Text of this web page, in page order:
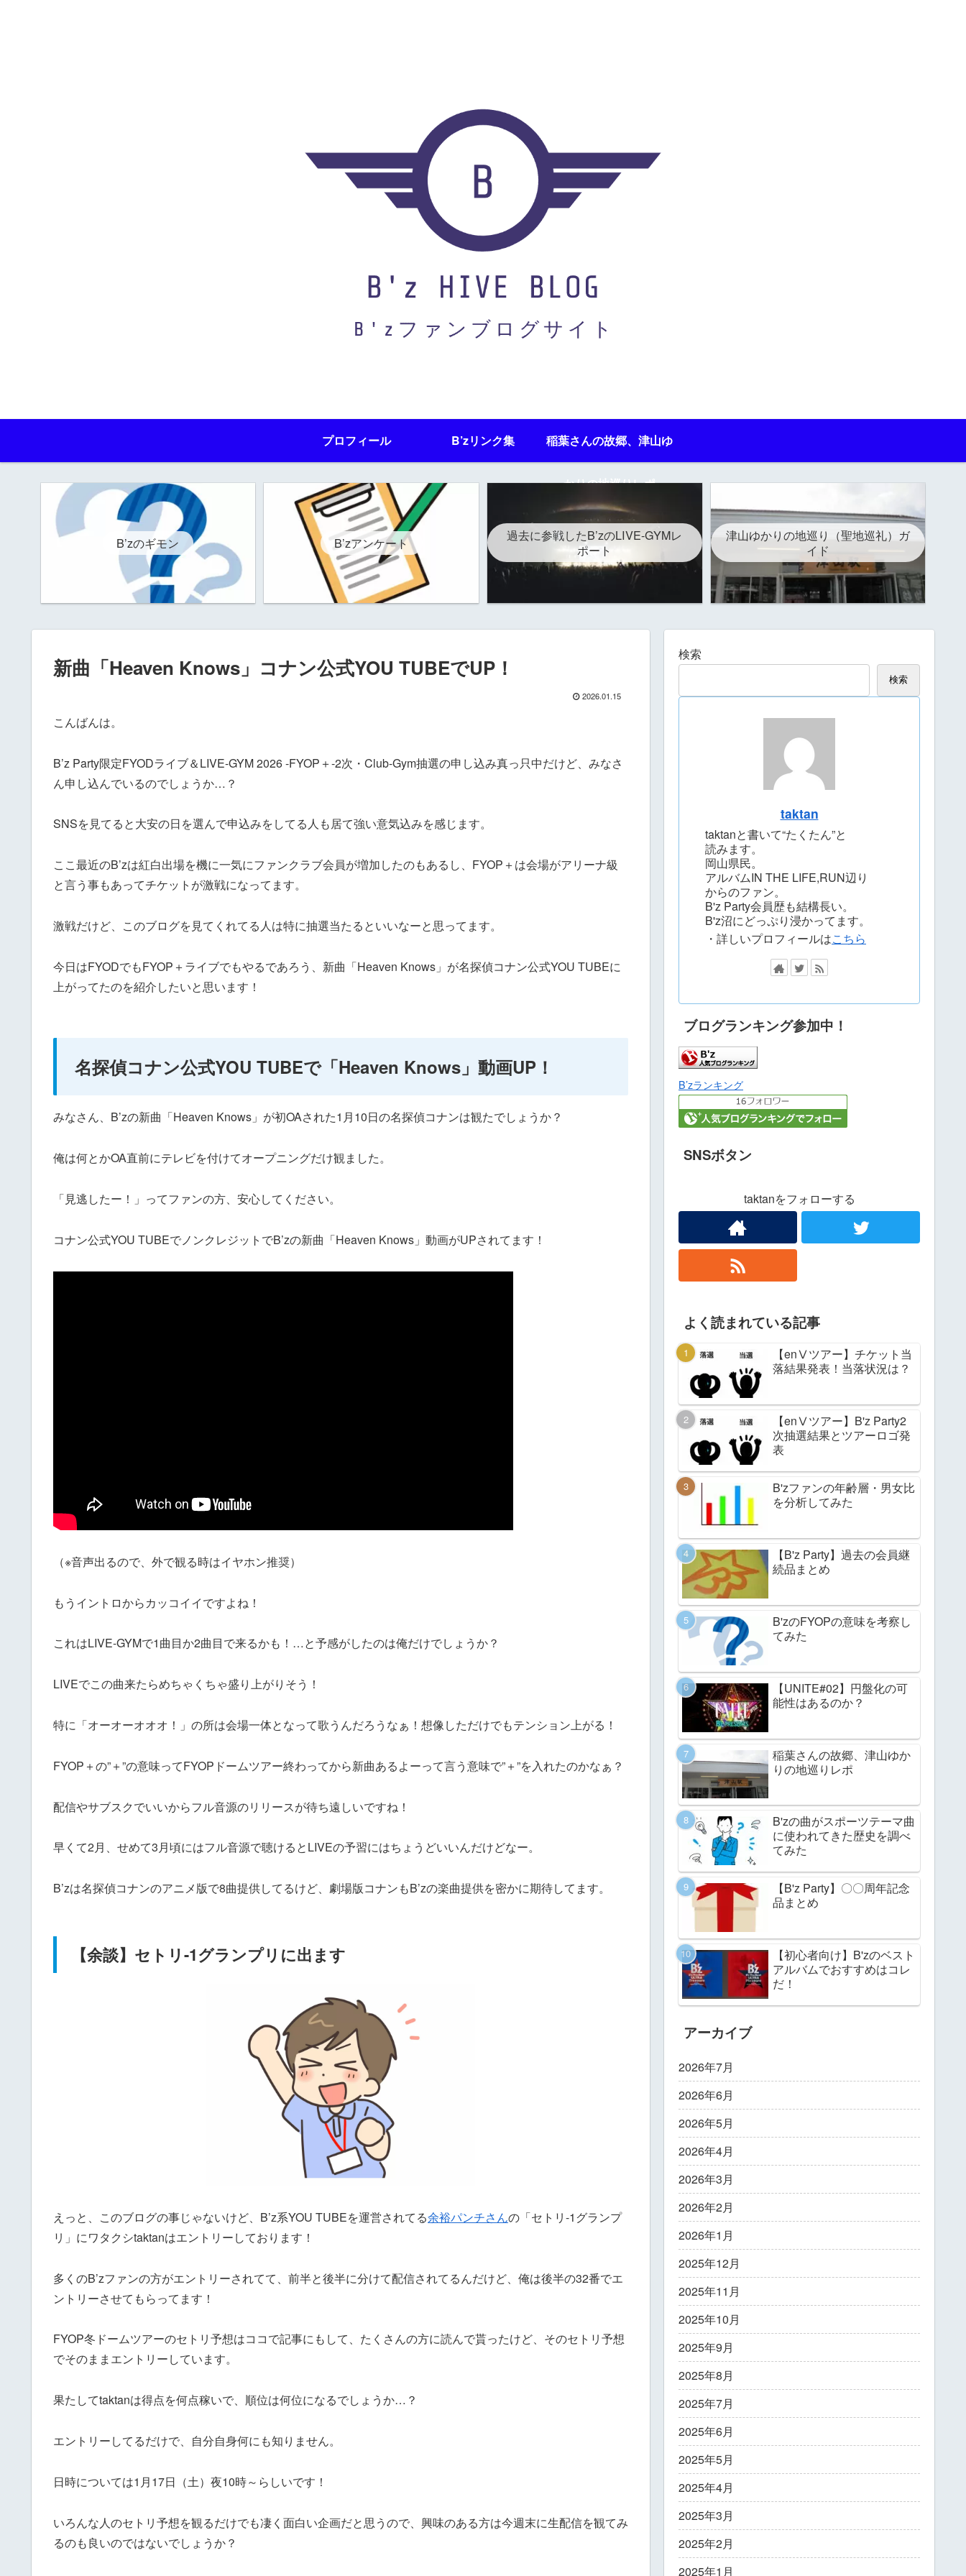
プロフィール B’zリンク集 稲葉さんの故郷、津山ゆ
かりの地巡りレポ
B’zのギモン B’zアンケート
過去に参戦したB’zのLIVE-GYMレ
ポート
津山ゆかりの地巡り（聖地巡礼）ガ
イド
新曲「Heaven Knows」コナン公式YOU TUBEでUP！
2026.01.15
こんばんは。
B’z Party限定FYODライブ＆LIVE-GYM 2026 -FYOP＋-2次・Club-Gym抽選の申し込み真っ只中だけど、みなさ
ん申し込んでいるのでしょうか…？
SNSを見てると大安の日を選んで申込みをしてる人も居て強い意気込みを感じます。
ここ最近のB’zは紅白出場を機に一気にファンクラブ会員が増加したのもあるし、FYOP＋は会場がアリーナ級
と言う事もあってチケットが激戦になってます。
激戦だけど、このブログを見てくれてる人は特に抽選当たるといいなーと思ってます。
今日はFYODでもFYOP＋ライブでもやるであろう、新曲「Heaven Knows」が名探偵コナン公式YOU TUBEに
上がってたのを紹介したいと思います！
名探偵コナン公式YOU TUBEで「Heaven Knows」動画UP！
みなさん、B’zの新曲「Heaven Knows」が初OAされた1月10日の名探偵コナンは観たでしょうか？
俺は何とかOA直前にテレビを付けてオープニングだけ観ました。
「見逃したー！」ってファンの方、安心してください。
コナン公式YOU TUBEでノンクレジットでB’zの新曲「Heaven Knows」動画がUPされてます！
（※音声出るので、外で観る時はイヤホン推奨）
もうイントロからカッコイイですよね！
これはLIVE-GYMで1曲目か2曲目で来るかも！…と予感がしたのは俺だけでしょうか？
LIVEでこの曲来たらめちゃくちゃ盛り上がりそう！
特に「オーオーオオオ！」の所は会場一体となって歌うんだろうなぁ！想像しただけでもテンション上がる！
FYOP＋の”＋”の意味ってFYOPドームツアー終わってから新曲あるよーって言う意味で”＋”を入れたのかなぁ？
配信やサブスクでいいからフル音源のリリースが待ち遠しいですね！
早くて2月、せめて3月頃にはフル音源で聴けるとLIVEの予習にはちょうどいいんだけどなー。
B’zは名探偵コナンのアニメ版で8曲提供してるけど、劇場版コナンもB’zの楽曲提供を密かに期待してます。
【余談】セトリ-1グランプリに出ます
えっと、このブログの事じゃないけど、B’z系YOU TUBEを運営されてる余裕パンチさんの「セトリ-1グランプ
リ」にワタクシtaktanはエントリーしております！
多くのB’zファンの方がエントリーされてて、前半と後半に分けて配信されてるんだけど、俺は後半の32番でエ
ントリーさせてもらってます！
FYOP冬ドームツアーのセトリ予想はココで記事にもして、たくさんの方に読んで貰ったけど、そのセトリ予想
でそのままエントリーしています。
果たしてtaktanは得点を何点稼いで、順位は何位になるでしょうか…？
エントリーしてるだけで、自分自身何にも知りません。
日時については1月17日（土）夜10時～らしいです！
いろんな人のセトリ予想を観るだけでも凄く面白い企画だと思うので、興味のある方は今週末に生配信を観てみ
るのも良いのではないでしょうか？
検索
検索
taktan
taktanと書いて“たくたん”と
読みます。
岡山県民。
アルバムIN THE LIFE,RUN辺り
からのファン。
B'z Party会員歴も結構長い。
B'z沼にどっぷり浸かってます。
・詳しいプロフィールはこちら
ブログランキング参加中！
B’zランキング
SNSボタン
taktanをフォローする
よく読まれている記事
【enⅤツアー】チケット当
落結果発表！当落状況は？
【enⅤツアー】B'z Party2
次抽選結果とツアーロゴ発
表
B'zファンの年齢層・男女比
を分析してみた
【B'z Party】過去の会員継
続品まとめ
B'zのFYOPの意味を考察し
てみた
【UNITE#02】円盤化の可
能性はあるのか？
稲葉さんの故郷、津山ゆか
りの地巡りレポ
B'zの曲がスポーツテーマ曲
に使われてきた歴史を調べ
てみた
【B'z Party】〇〇周年記念
品まとめ
【初心者向け】B'zのベスト
アルバムでおすすめはコレ
だ！
アーカイブ
2026年7月
2026年6月
2026年5月
2026年4月
2026年3月
2026年2月
2026年1月
2025年12月
2025年11月
2025年10月
2025年9月
2025年8月
2025年7月
2025年6月
2025年5月
2025年4月
2025年3月
2025年2月
2025年1月